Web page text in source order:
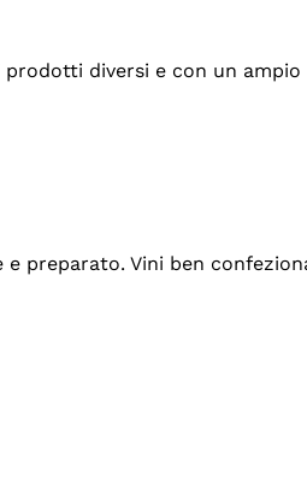
diversi e con un
preparato. Vini ben